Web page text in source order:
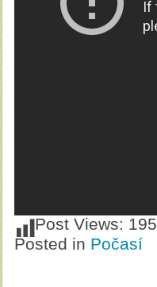
Post Views: 195
Posted in Počasí